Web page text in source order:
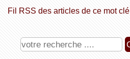
Fil RSS des articles de ce mot clé